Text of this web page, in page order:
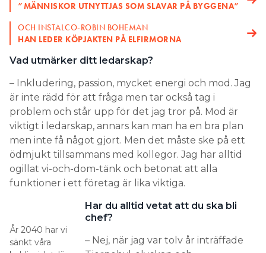
”MÄNNISKOR UTNYTTJAS SOM SLAVAR PÅ BYGGENA”
OCH INSTALCO-ROBIN BOHEMAN
HAN LEDER KÖPJAKTEN PÅ ELFIRMORNA
Vad utmärker ditt ledarskap?
– Inkludering, passion, mycket energi och mod. Jag
är inte rädd för att fråga men tar också tag i
problem och står upp för det jag tror på. Mod är
viktigt i ledarskap, annars kan man ha en bra plan
men inte få något gjort. Men det måste ske på ett
ödmjukt tillsammans med kollegor. Jag har alltid
ogillat vi-och-dom-tänk och betonat att alla
funktioner i ett företag är lika viktiga.
År 2040 har vi
sänkt våra
Har du alltid vetat att du ska bli
chef?
– Nej, när jag var tolv år inträffade